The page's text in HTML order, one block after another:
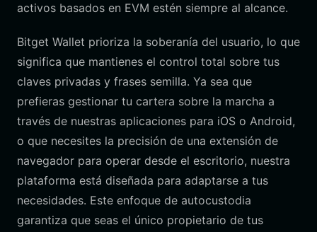
activos basados en EVM estén siempre al alcance.
Bitget Wallet prioriza la soberanía del usuario, lo que
significa que mantienes el control total sobre tus
claves privadas y frases semilla. Ya sea que
prefieras gestionar tu cartera sobre la marcha a
través de nuestras aplicaciones para iOS o Android,
o que necesites la precisión de una extensión de
navegador para operar desde el escritorio, nuestra
plataforma está diseñada para adaptarse a tus
necesidades. Este enfoque de autocustodia
garantiza que seas el único propietario de tus